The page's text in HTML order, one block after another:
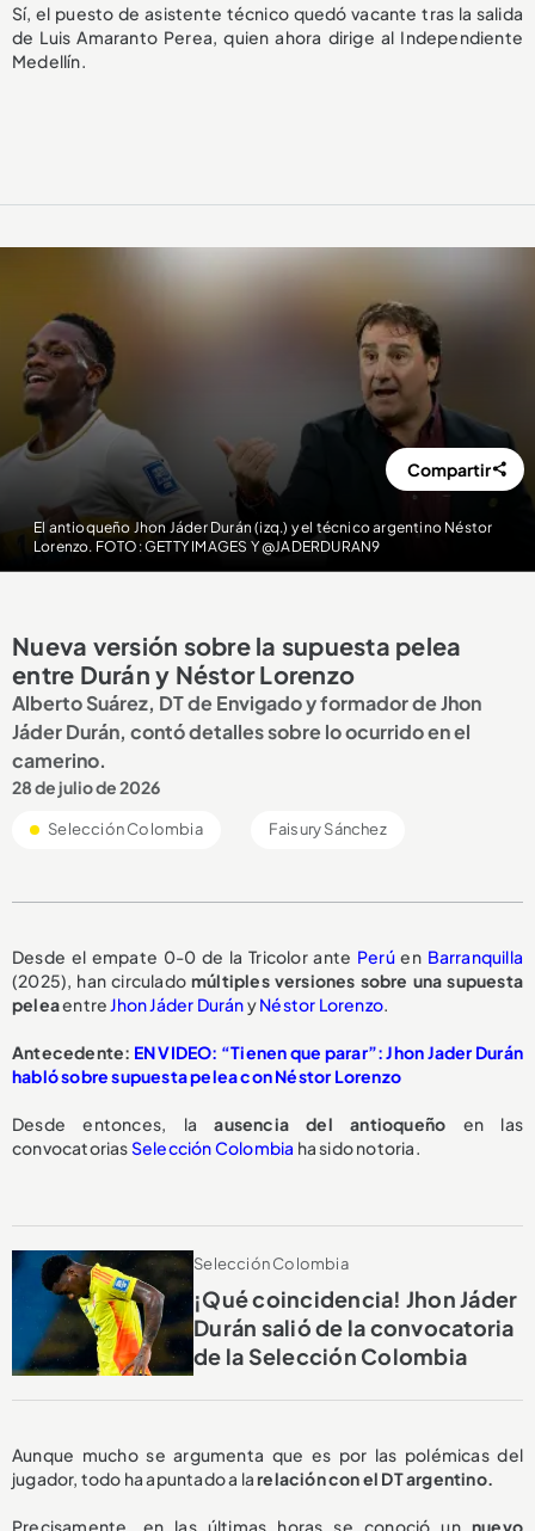
Sí, el puesto de asistente técnico quedó vacante tras la salida
de Luis Amaranto Perea, quien ahora dirige al Independiente
Medellín.
El antioqueño Jhon Jáder Durán (izq.) y el técnico argentino Néstor
Lorenzo. FOTO: GETTY IMAGES Y @JADERDURAN9
Compartir
Nueva versión sobre la supuesta pelea
entre Durán y Néstor Lorenzo
Alberto Suárez, DT de Envigado y formador de Jhon
Jáder Durán, contó detalles sobre lo ocurrido en el
camerino.
28 de julio de 2026
Selección Colombia Faisury Sánchez
Desde el empate 0-0 de la Tricolor ante Perúen Barranquilla
(2025), han circulado múltiples versiones sobre una supuesta
peleaentre Jhon Jáder DurányNéstor Lorenzo
Antecedente: EN VIDEO: “Tienen que parar”: Jhon Jader Durán
habló sobre supuesta pelea con Néstor Lorenzo
Desde entonces, laausencia del antioqueño en las
convocatoriasSelección Colombia ha sido notoria.
Selección Colombia
¡Qué coincidencia! Jhon Jáder
Durán salió de la convocatoria
de la Selección Colombia
Aunque mucho se argumenta que es por las polémicas del
jugador, todo ha apuntado a larelación con el DT argentino.
Precisamente, en las últimas horas se conoció un nuevo